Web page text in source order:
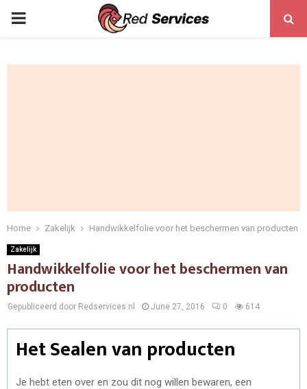
PRIMARY
Home Zakelijk Handwikkelfolie voor het beschermen van producten
Zakelijk
Handwikkelfolie voor het beschermen van
producten
Gepubliceerd door Redservices.nl June 27, 2016 0 614
Het Sealen van producten
Je hebt eten over en zou dit nog willen bewaren, een